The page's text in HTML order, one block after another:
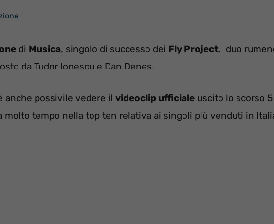
di Musica, singolo di successo dei Fly Project, duo
da Tudor Ionescu e Dan Denes.
anche possivile vedere il videoclip ufficiale uscito lo scorso 5
molto tempo nella top ten relativa ai singoli più venduti in